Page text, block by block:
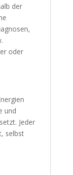
der
oder
und
Jeder
selbst